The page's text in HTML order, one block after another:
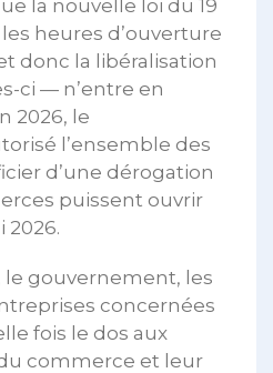
la nouvelle loi du 19
heures d’ouverture
donc la libéralisation
ci — n’entre en
2026, le
l’ensemble des
d’une dérogation
puissent ouvrir
2026.
le gouvernement, les
concernées
fois le dos aux
commerce et leur